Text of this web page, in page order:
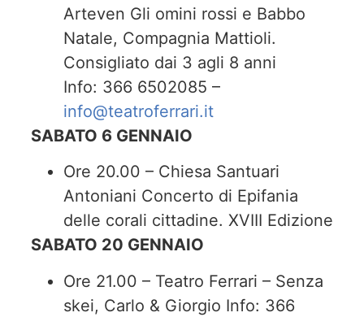
Arteven Gli omini rossi e Babbo
Natale, Compagnia Mattioli.
Consigliato dai 3 agli 8 anni
Info: 366 6502085 –
info@teatroferrari.it
SABATO 6 GENNAIO
Ore 20.00 – Chiesa Santuari
Antoniani Concerto di Epifania
delle corali cittadine. XVIII Edizione
SABATO 20 GENNAIO
Ore 21.00 – Teatro Ferrari – Senza
skei, Carlo & Giorgio Info: 366